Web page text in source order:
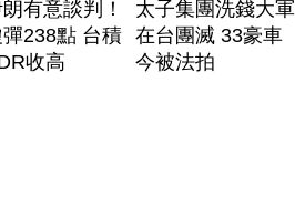
有意談判！
238點 台積
收高
太子集團洗錢大軍
在台團滅 33豪車
今被法拍